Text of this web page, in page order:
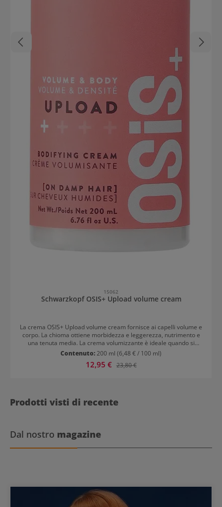
15062
Schwarzkopf OSIS+ Upload volume cream
La crema OSIS+ Upload volume cream fornisce ai capelli volume e
corpo. La chioma ottiene morbidezza e leggerezza, nutrimento e
una tenuta media. La crema volumizzante è ideale quando si
asciugano i capelli con il phon o quando si lasciano asciugare i
Brillantezza setosa e morbidezza
Contenuto:200 ml (6,48 € / 100 ml)
Prezzo di vendita:
12,95 € Prezzo normale:
23,80 €
Prodotti visti di recente
Dal nostro magazine